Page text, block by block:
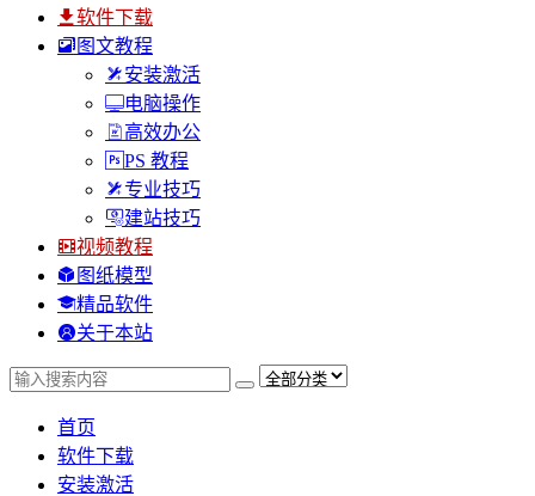
软件下载
图文教程
安装激活
电脑操作
高效办公
PS 教程
专业技巧
建站技巧
视频教程
图纸模型
精品软件
关于本站
首页
软件下载
安装激活